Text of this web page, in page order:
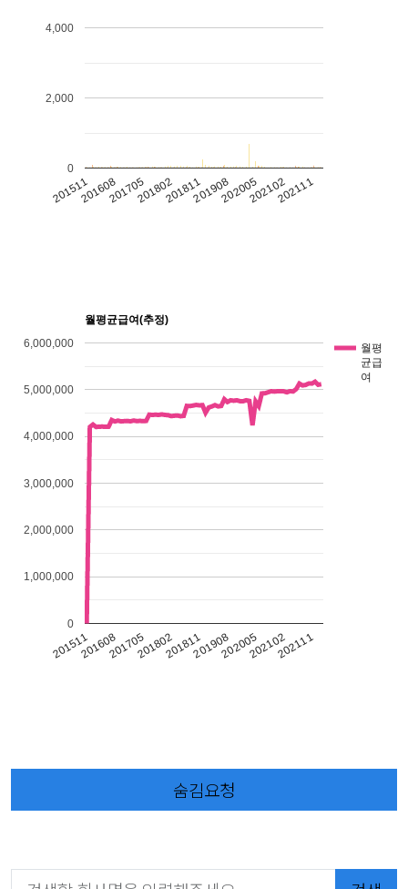
201511201608201705201802201811201908202005202102202111
0
2,000
4,000
월평균급여(추정)
월평
균급
여
201511201608201705201802201811201908202005202102202111
0
1,000,000
2,000,000
3,000,000
4,000,000
5,000,000
6,000,000
숨김요청